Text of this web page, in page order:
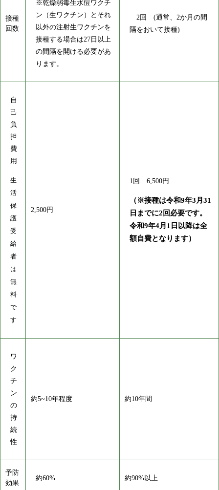
接種
回数
※乾燥弱毒生水痘ワクチ
ン（生ワクチン）とそれ
以外の注射生ワクチンを
接種する場合は27日以上
の間隔を開ける必要があ
ります。
2回 (通常、2か月の間
隔をおいて接種)
自
己
負
担
費
用
生
活
保
護
受
給
者
は
無
料
で
す
2,500円
1回 6,500円
（※接種は令和9年3月31
日までに2回必要です。
令和9年4月1日以降は全
額自費となります）
ワ
ク
チ
ン
の
持
続
性
約5~10年程度 約10年間
予防
効果
約60% 約90%以上